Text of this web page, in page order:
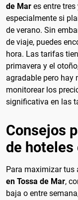
de Mar es entre
especialmente si
de verano. Sin
de viaje, puedes
hora. Las tarifas
primavera y el
agradable pero hay
monitorear los
significativa en las
Consejos
de hoteles
Para maximizar tus
en Tossa de Mar,
baja o entre